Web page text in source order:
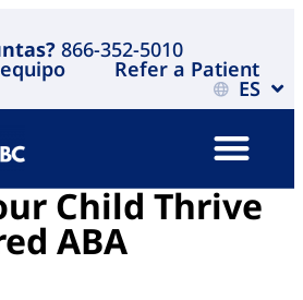
866-352-5010
Refer a Patient
ES
Child Thrive
ABA